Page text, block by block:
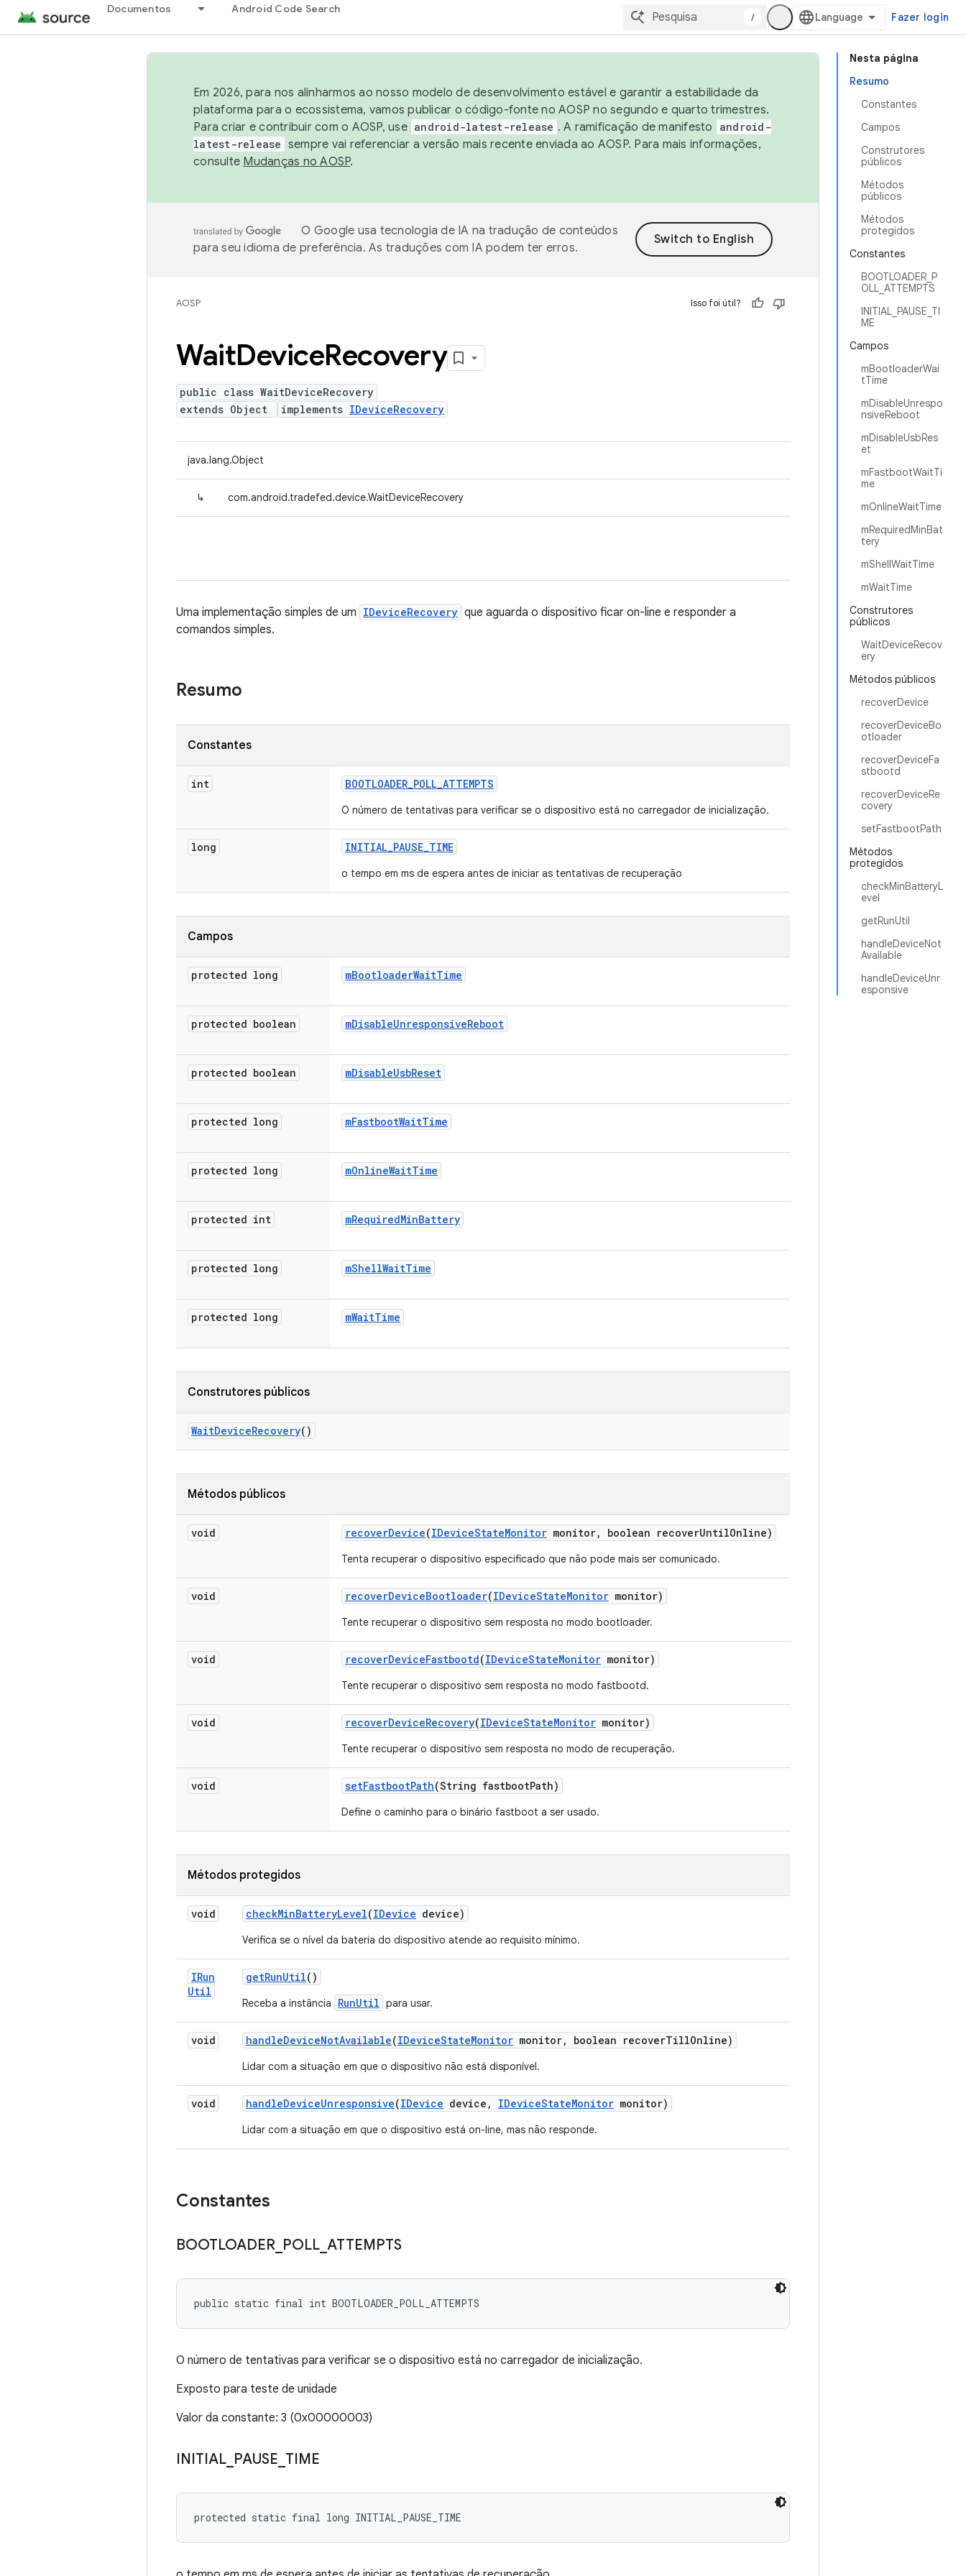
Documentos Android Code Search
/ Fazer login
Nesta página
Resumo
Constantes
Campos
Construtores
públicos
Métodos
públicos
Métodos
protegidos
Constantes
BOOTLOADER_P
OLL_ATTEMPTS
INITIAL_PAUSE_TI
ME
Campos
mBootloaderWai
tTime
mDisableUnrespo
nsiveReboot
mDisableUsbRes
et
mFastbootWaitTi
me
mOnlineWaitTime
mRequiredMinBat
tery
mShellWaitTime
mWaitTime
Construtores
públicos
WaitDeviceRecov
ery
Métodos públicos
recoverDevice
recoverDeviceBo
otloader
recoverDeviceFa
stbootd
recoverDeviceRe
covery
setFastbootPath
Métodos
protegidos
checkMinBatteryL
evel
getRunUtil
handleDeviceNot
Available
handleDeviceUnr
esponsive
Em 2026, para nos alinharmos ao nosso modelo de desenvolvimento estável e garantir a estabilidade da
plataforma para o ecossistema, vamos publicar o código-fonte no AOSP no segundo e quarto trimestres.
Para criar e contribuir com o AOSP, use android-latest-release . A ramificação de manifesto
android-
latest-release sempre vai referenciar a versão mais recente enviada ao AOSP. Para mais informações,
consulte Mudanças no AOSP.
O Google usa tecnologia de IA na tradução de conteúdos
para seu idioma de preferência. As traduções com IA podem ter erros.
AOSP Isso foi útil?
WaitDeviceRecovery
public class WaitDeviceRecovery
extends Object
implements IDeviceRecovery
java.lang.Object
↳ com.android.tradefed.device.WaitDeviceRecovery
Uma implementação simples de um IDeviceRecovery que aguarda o dispositivo ficar on-line e responder a
comandos simples.
Resumo
Constantes
int BOOTLOADER_POLL_ATTEMPTS
O número de tentativas para verificar se o dispositivo está no carregador de inicialização.
long INITIAL_PAUSE_TIME
o tempo em ms de espera antes de iniciar as tentativas de recuperação
Campos
protected long mBootloaderWaitTime
protected boolean mDisableUnresponsiveReboot
protected boolean mDisableUsbReset
protected long mFastbootWaitTime
protected long mOnlineWaitTime
protected int mRequiredMinBattery
protected long mShellWaitTime
protected long mWaitTime
Construtores públicos
WaitDeviceRecovery()
Métodos públicos
void recoverDevice(IDeviceStateMonitor monitor, boolean recoverUntilOnline)
Tenta recuperar o dispositivo especificado que não pode mais ser comunicado.
void recoverDeviceBootloader(IDeviceStateMonitor monitor)
Tente recuperar o dispositivo sem resposta no modo bootloader.
void recoverDeviceFastbootd(IDeviceStateMonitor monitor)
Tente recuperar o dispositivo sem resposta no modo fastbootd.
void recoverDeviceRecovery(IDeviceStateMonitor monitor)
Tente recuperar o dispositivo sem resposta no modo de recuperação.
void setFastbootPath(String fastbootPath)
Define o caminho para o binário fastboot a ser usado.
Métodos protegidos
void checkMinBatteryLevel(IDevice device)
Verifica se o nível da bateria do dispositivo atende ao requisito mínimo.
IRun
Util
getRunUtil()
Receba a instância RunUtil para usar.
void handleDeviceNotAvailable(IDeviceStateMonitor monitor, boolean recoverTillOnline)
Lidar com a situação em que o dispositivo não está disponível.
void handleDeviceUnresponsive(IDevice device , IDeviceStateMonitor monitor)
Lidar com a situação em que o dispositivo está on-line, mas não responde.
Constantes
BOOTLOADER POLL ATTEMPTS
public static final int BOOTLOADER_POLL_ATTEMPTS
O número de tentativas para verificar se o dispositivo está no carregador de inicialização.
Exposto para teste de unidade
Valor da constante: 3 (0x00000003)
INITIAL PAUSE TIME
protected static final long INITIAL_PAUSE_TIME